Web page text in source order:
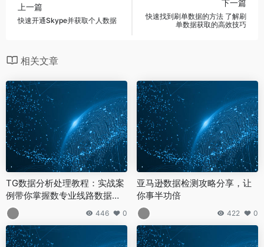
上一篇
快速开通Skype并获取个人数据
下一篇
快速找到刷单数据的方法 了解刷
单数据获取的高效技巧
相关文章
TG数据分析处理教程：实战案
例带你掌握数专业线路数据检
测，保障数据质量
446 0
亚马逊数据检测攻略分享，让
你事半功倍
422 0